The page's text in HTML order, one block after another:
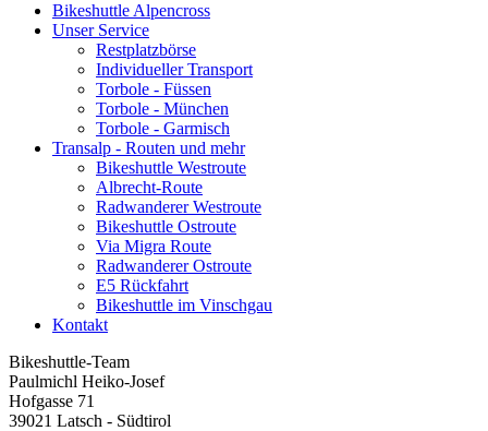
Bikeshuttle Alpencross
Unser Service
Restplatzbörse
Individueller Transport
Torbole - Füssen
Torbole - München
Torbole - Garmisch
Transalp - Routen und mehr
Bikeshuttle Westroute
Albrecht-Route
Radwanderer Westroute
Bikeshuttle Ostroute
Via Migra Route
Radwanderer Ostroute
E5 Rückfahrt
Bikeshuttle im Vinschgau
Kontakt
Bikeshuttle-Team
Paulmichl Heiko-Josef
Hofgasse 71
39021 Latsch - Südtirol